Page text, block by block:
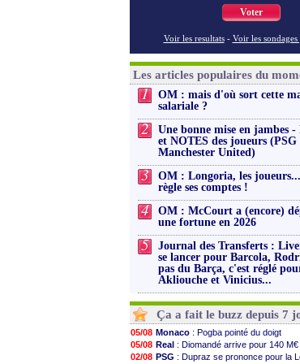
Voter
Voir les resultats - Voir les sondages
Les articles populaires du
1
OM : mais d'où sort cette
salariale ?
2
Une bonne mise en jambes
et NOTES des joueurs (PSG
Manchester United)
3
OM : Longoria, les
règle ses comptes !
4
OM : McCourt a (encore)
une fortune en 2026
5
Journal des Transferts :
se lancer pour Barcola,
pas du Barça, c'est réglé
Akliouche et Vinicius...
Ça a fait le buzz depuis 7
05/08 Monaco : Pogba pointé du doigt
05/08 Real : Diomandé arrive pour 140 M€
02/08 PSG : Dupraz se prononce pour la